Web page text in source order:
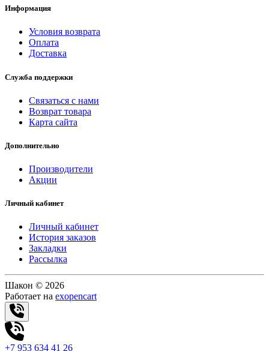
Информация
Условия возврата
Оплата
Доставка
Служба поддержки
Связаться с нами
Возврат товара
Карта сайта
Дополнительно
Производители
Акции
Личный кабинет
Личный кабинет
История заказов
Закладки
Рассылка
Шакон © 2026
Работает на exopencart
+7 953 634 41 26